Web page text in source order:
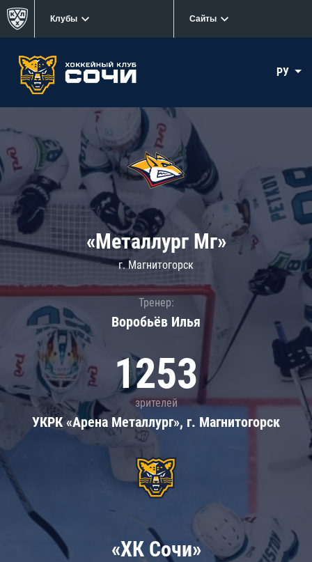
Клубы Сайты
РУ
«Металлург Мг»
г. Магнитогорск
Тренер:
Воробьёв Илья
1253
зрителей
УКРК «Арена Металлург», г. Магнитогорск
«ХК Сочи»